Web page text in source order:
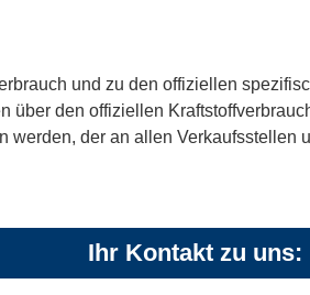
und zu den offiziellen
über den offiziellen
werden, der an allen Verkaufsstellen
Ihr Kontakt zu uns: